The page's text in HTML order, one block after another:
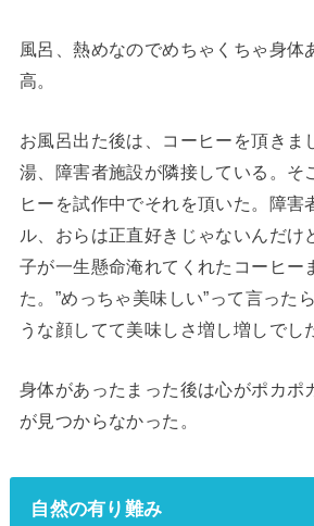
風呂、熱めなのでめちゃくちゃ身体
高。
お風呂出た後は、コーヒーを頂きま
湯、障害者施設が隣接している。そ
ヒーを試作中でそれを頂いた。障害
ル、おらは正直好きじゃないんだけ
子が一生懸命淹れてくれたコーヒー
た。”めっちゃ美味しい”って言った
うな顔してて美味しさ増し増しでし
身体があったまった後は心がポカ
が見つからなかった。
自然の有り難み